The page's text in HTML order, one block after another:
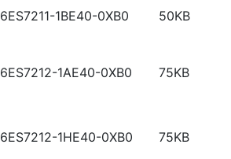
6ES7211-1BE40-0XB0 50KB
6ES7212-1AE40-0XB0 75KB
6ES7212-1HE40-0XB0 75KB